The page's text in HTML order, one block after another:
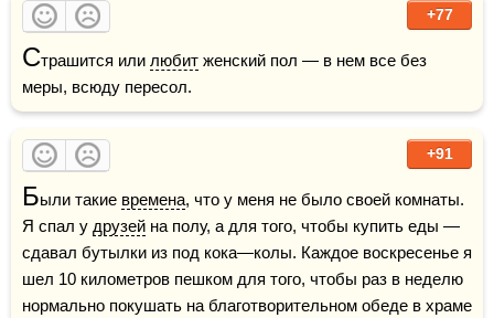
+77
Страшится или любит женский пол — в нем все без
меры, всюду пересол.
+91
Были такие времена, что у меня не было своей комнаты.
Я спал у друзей на полу, а для того, чтобы купить еды —
сдавал бутылки из под кока—колы. Каждое воскресенье я
шел 10 километров пешком для того, чтобы раз в неделю
нормально покушать на благотворительном обеде в храме